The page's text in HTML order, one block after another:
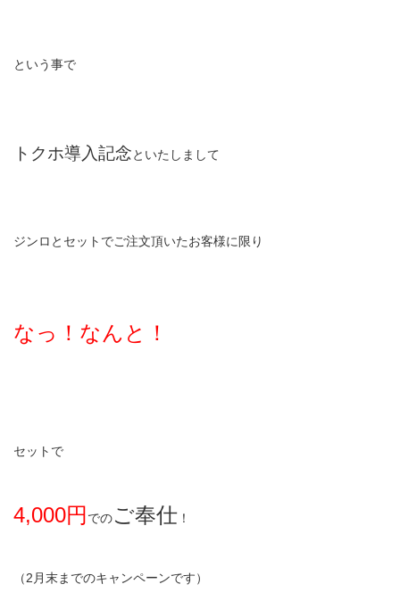
という事で
トクホ導入記念といたしまして
ジンロとセットでご注文頂いたお客様に限り
なっ！なんと！
セットで
4,000円 でのご奉仕 ！
（2月末までのキャンペーンです）